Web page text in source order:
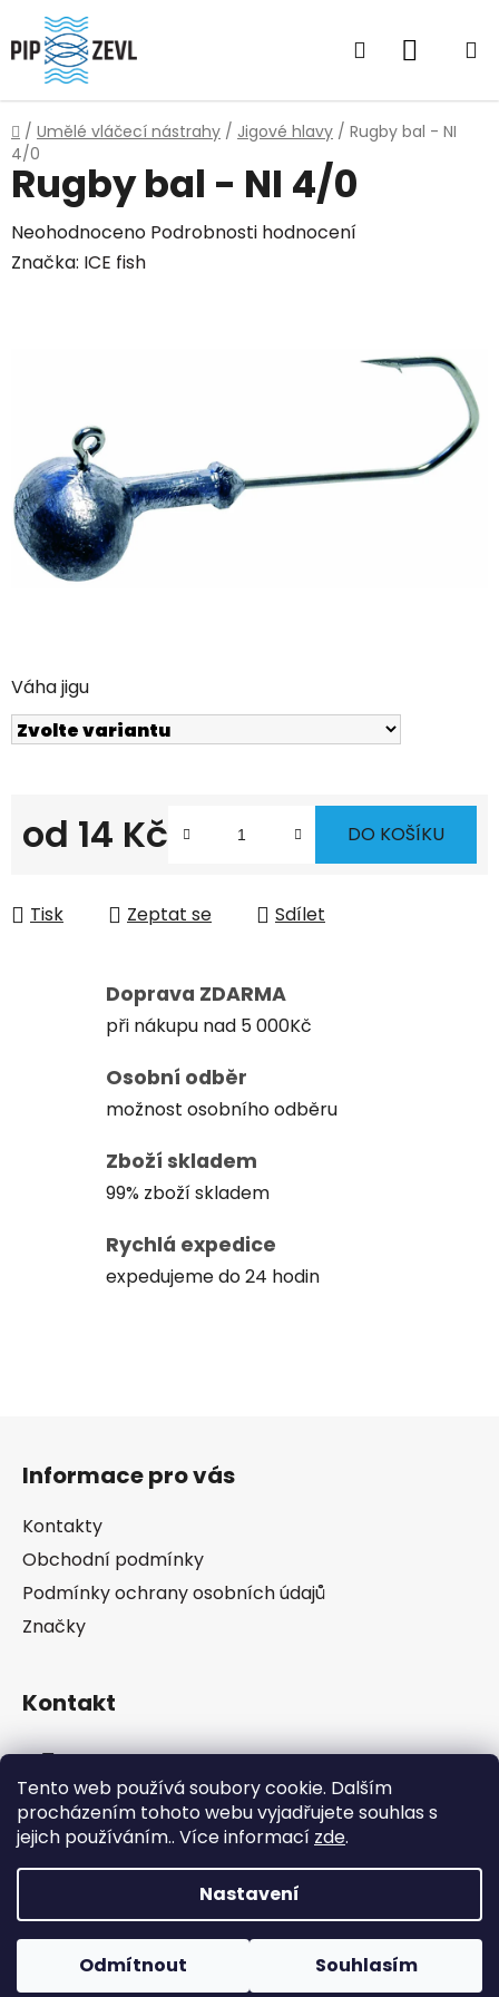
Tento web používá soubory cookie. Dalším
procházením tohoto webu vyjadřujete souhlas s
jejich používáním.. Více informací zde.
Nastavení
Odmítnout Souhlasím
Přejít
na
obsah
Hledat
Domů
/ Umělé vláčecí nástrahy / Jigové hlavy / Rugby bal - NI
4/0
Váha jigu
od 14 Kč DO KOŠÍKU
Tisk Zeptat se Sdílet
Rugby bal - NI 4/0
Průměrné
hodnocení
hvězdiček.
Neohodnoceno Podrobnosti hodnocení
Značka: ICE fish
Doprava ZDARMA
při nákupu nad 5 000Kč
Osobní odběr
možnost osobního odběru
Zboží skladem
99% zboží skladem
Rychlá expedice
expedujeme do 24 hodin
Informace pro vás
Kontakty
Obchodní podmínky
Podmínky ochrany osobních údajů
Značky
Kontakt
info@pip-zevl.cz
605 871 228
Vytvořil Shoptet
Copyright 2026
. Všechna práva